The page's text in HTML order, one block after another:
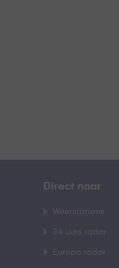
Direct naar
Weerstations
24 uurs radar
Europa radar